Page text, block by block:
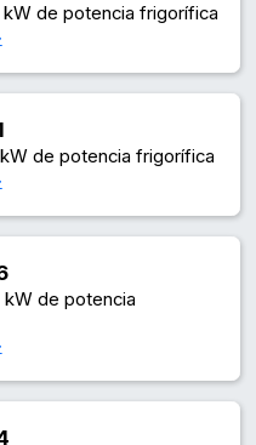
kW de potencia frigorífica
kW de potencia frigorífica
kW de potencia